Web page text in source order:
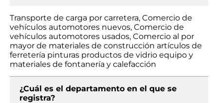
Transporte de carga por carretera, Comercio de
vehículos automotores nuevos, Comercio de
vehículos automotores usados, Comercio al por
mayor de materiales de construcción artículos de
ferretería pinturas productos de vidrio equipo y
materiales de fontanería y calefacción
¿Cuál es el departamento en el que se
registra?